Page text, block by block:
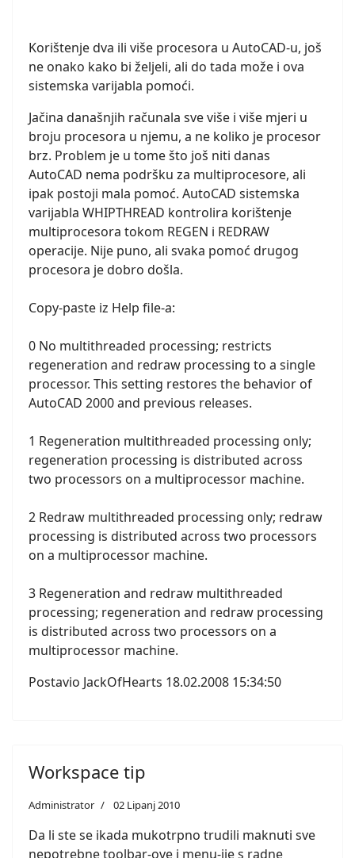
Korištenje dva ili više procesora u AutoCAD-u, još
ne onako kako bi željeli, ali do tada može i ova
sistemska varijabla pomoći.
Jačina današnjih računala sve više i više mjeri u
broju procesora u njemu, a ne koliko je procesor
brz. Problem je u tome što još niti danas
AutoCAD nema podršku za multiprocesore, ali
ipak postoji mala pomoć. AutoCAD sistemska
varijabla WHIPTHREAD kontrolira korištenje
multiprocesora tokom REGEN i REDRAW
operacije. Nije puno, ali svaka pomoć drugog
procesora je dobro došla.
Copy-paste iz Help file-a:
0 No multithreaded processing; restricts
regeneration and redraw processing to a single
processor. This setting restores the behavior of
AutoCAD 2000 and previous releases.
1 Regeneration multithreaded processing only;
regeneration processing is distributed across
two processors on a multiprocessor machine.
2 Redraw multithreaded processing only; redraw
processing is distributed across two processors
on a multiprocessor machine.
3 Regeneration and redraw multithreaded
processing; regeneration and redraw processing
is distributed across two processors on a
multiprocessor machine.
Postavio JackOfHearts 18.02.2008 15:34:50
Workspace tip
Administrator 02 Lipanj 2010
Da li ste se ikada mukotrpno trudili maknuti sve
nepotrebne toolbar-ove i menu-ije s radne